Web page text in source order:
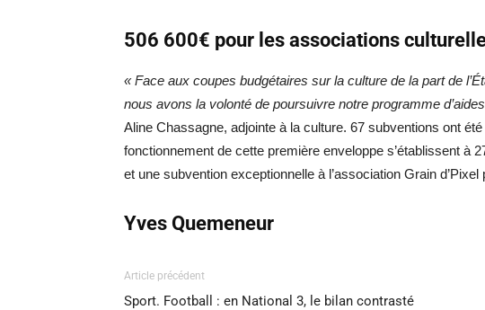
506 600€ pour les associations
« Face aux coupes budgétaires sur la culture de la part de
nous avons la volonté de poursuivre notre programme
Aline Chassagne, adjointe à la culture. 67 subventions ont
fonctionnement de cette première enveloppe s’établissent à
et une subvention exceptionnelle à l’association Grain d’Pixel
Yves Quemeneur
Article précédent
Sport. Football : en National 3, le bilan contrasté